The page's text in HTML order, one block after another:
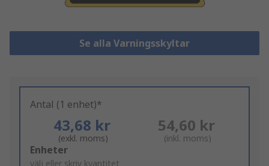
Se alla Varningsskyltar
Antal (1 enhet)*
43,68 kr
(exkl. moms)
54,60 kr
(inkl. moms)
Add
Enheter
välj eller skriv kvantitet